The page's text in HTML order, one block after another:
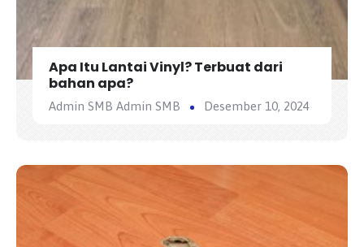
Apa Itu Lantai Vinyl? Terbuat dari
bahan apa?
Admin SMB Admin SMB Desember 10, 2024